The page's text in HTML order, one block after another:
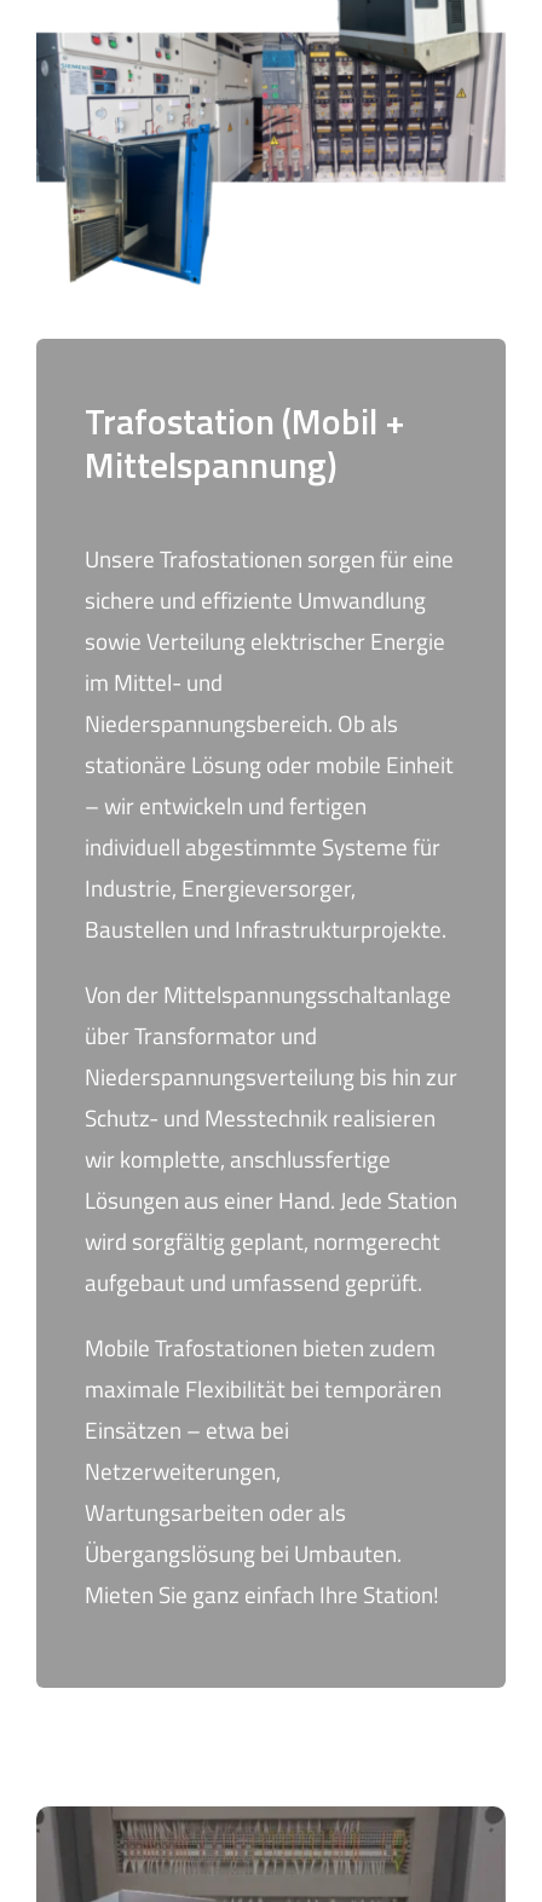
Trafostation (Mobil +
Mittelspannung)
Unsere Trafostationen sorgen für eine
sichere und effiziente Umwandlung
sowie Verteilung elektrischer Energie
im Mittel- und
Niederspannungsbereich. Ob als
stationäre Lösung oder mobile Einheit
– wir entwickeln und fertigen
individuell abgestimmte Systeme für
Industrie, Energieversorger,
Baustellen und Infrastrukturprojekte.
Von der Mittelspannungsschaltanlage
über Transformator und
Niederspannungsverteilung bis hin zur
Schutz- und Messtechnik realisieren
wir komplette, anschlussfertige
Lösungen aus einer Hand. Jede Station
wird sorgfältig geplant, normgerecht
aufgebaut und umfassend geprüft.
Mobile Trafostationen bieten zudem
maximale Flexibilität bei temporären
Einsätzen – etwa bei
Netzerweiterungen,
Wartungsarbeiten oder als
Übergangslösung bei Umbauten.
Mieten Sie ganz einfach Ihre Station!